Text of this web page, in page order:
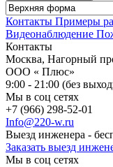
Контакты Примеры
Видеонаблюдение
Контакты
Москва, Нагорный
ООО « Плюс»
9:00 - 21:00 (без
Мы в соц сетях
+7 (966) 298-52-01
Info@220-w.ru
Выезд инженера -
Заказать выезд
Мы в соц сетях